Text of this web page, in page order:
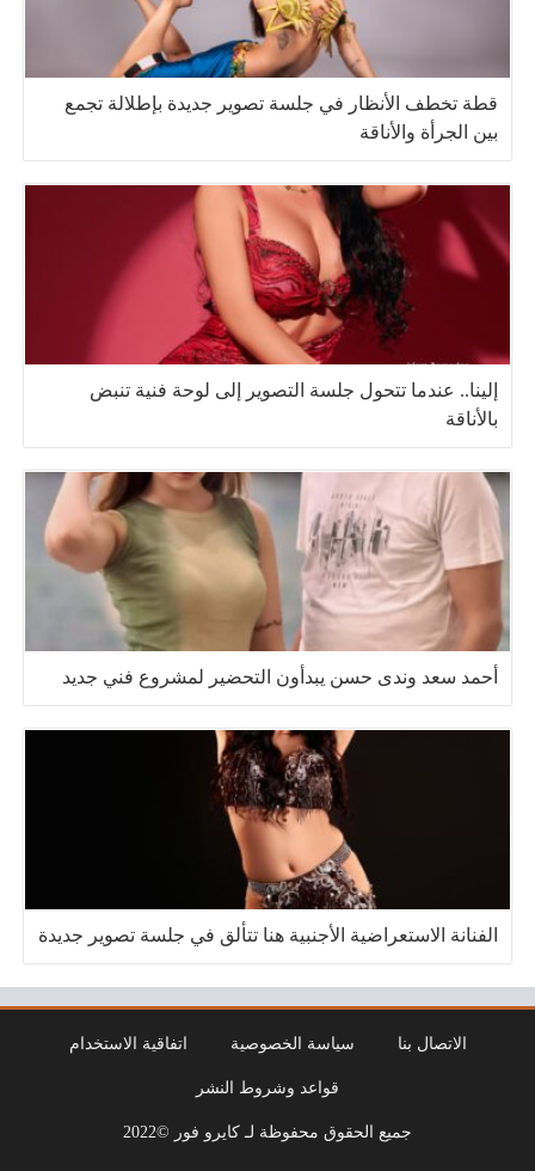
قطة تخطف الأنظار في جلسة تصوير جديدة بإطلالة تجمع
بين الجرأة والأناقة
إلينا.. عندما تتحول جلسة التصوير إلى لوحة فنية تنبض
بالأناقة
أحمد سعد وندى حسن يبدأون التحضير لمشروع فني جديد
الفنانة الاستعراضية الأجنبية هنا تتألق في جلسة تصوير جديدة
الاتصال بنا سياسة الخصوصية اتفاقية الاستخدام
قواعد وشروط النشر
جميع الحقوق محفوظة لـ كايرو فور ©2022